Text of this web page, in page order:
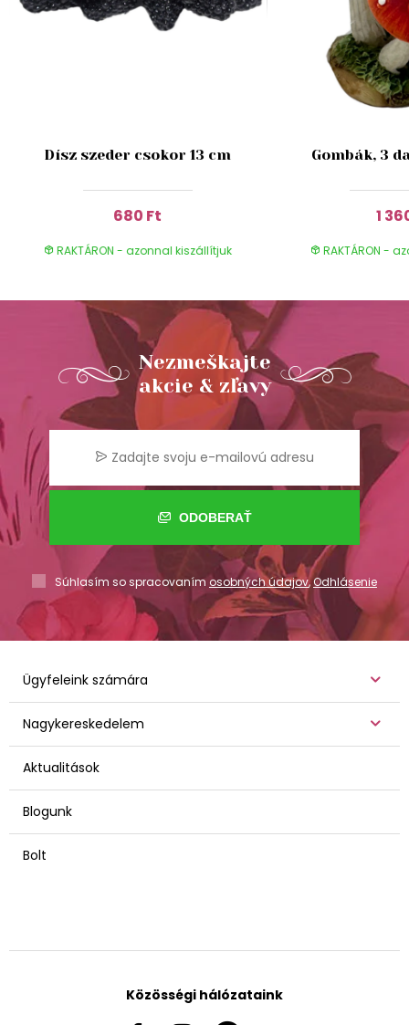
Dísz szeder csokor 13 cm
680 Ft
RAKTÁRON - azonnal kiszállítjuk
Gombák, 3
1
RAKTÁRON -
Nezmeškajte
akcie & zľavy
ODOBERAŤ
Súhlasím so spracovaním osobných údajov,Odhlásenie
Ügyfeleink számára
Nagykereskedelem
Aktualitások
Blogunk
Bolt
Közösségi hálózataink